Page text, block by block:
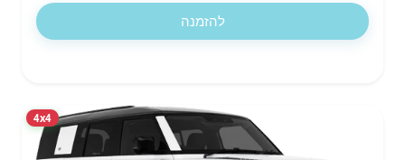
להזמנה
4x4